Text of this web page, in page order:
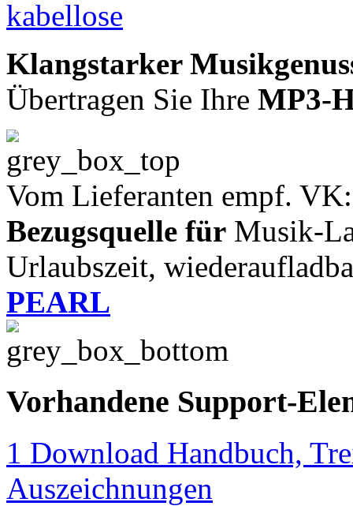
Klangstarker
Übertragen Sie Ihre MP3-
Vom Lieferanten empf.
Bezugsquelle für Musik-
Urlaubszeit,
PEARL
Vorhandene Support-
1 Download Handbuch,
Auszeichnungen